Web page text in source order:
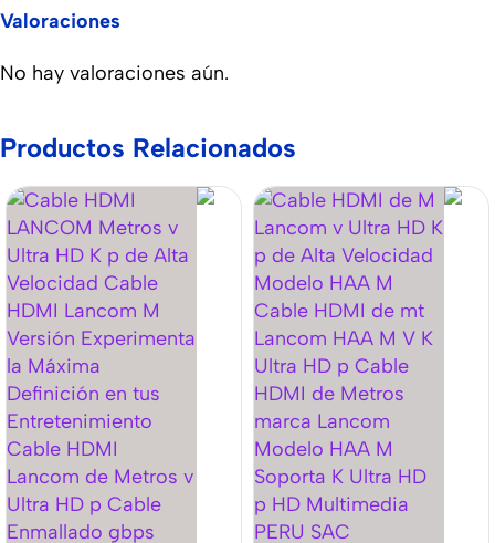
Valoraciones
No hay valoraciones aún.
Productos Relacionados